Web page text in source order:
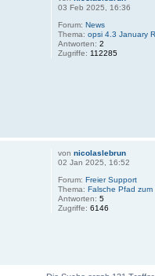
03 Feb 2025, 16:36
Forum:News
Thema:opsi 4.3 January
Antworten:2
Zugriffe: 112285
vonnicolaslebrun
02 Jan 2025, 16:52
Forum:Freier Support
Thema:Falsche Pfad
Antworten:5
Zugriffe:6146